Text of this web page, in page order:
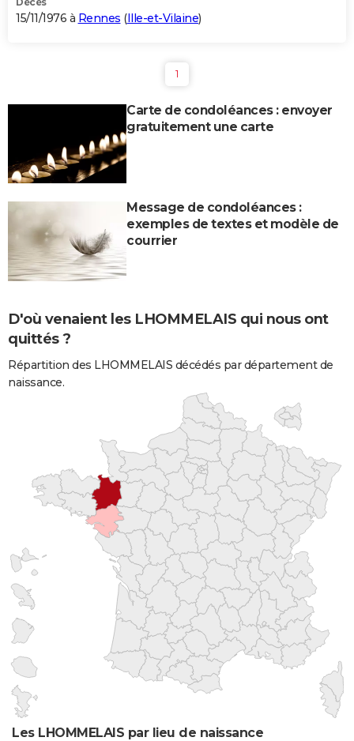
15/11/1976 à Rennes (Ille-et-Vilaine)
1
Carte de condoléances : envoyer
gratuitement une carte
Message de condoléances :
exemples de textes et modèle de
courrier
D'où venaient les LHOMMELAIS qui nous ont
quittés ?
Répartition des LHOMMELAIS décédés par département de
naissance.
Les LHOMMELAIS par lieu de naissance